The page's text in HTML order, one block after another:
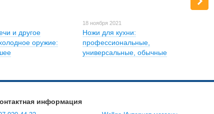
и другое
оружие:
18 ноября 2021
Ножи для кухни:
профессиональные,
универсальные, обычные
информация